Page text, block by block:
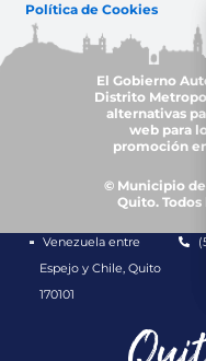
Política de Cookies
El Gobierno
Distrito
alternativas
web para
promoción
© Municipio
Quito.
Venezuela entre
Espejo y Chile, Quito
170101